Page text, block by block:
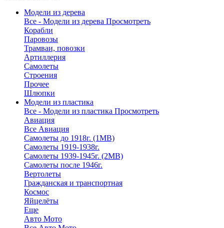
Модели из дерева
Все - Модели из дерева Просмотреть
Корабли
Паровозы
Трамваи, повозки
Артиллерия
Самолеты
Строения
Прочее
Шлюпки
Модели из пластика
Все - Модели из пластика Просмотреть
Авиация
Все Авиация
Самолеты до 1918г. (1МВ)
Самолеты 1919-1938г.
Самолеты 1939-1945г. (2МВ)
Самолеты после 1946г.
Вертолеты
Гражданская и транспортная
Космос
Яйцелёты
Еще
Авто Мото